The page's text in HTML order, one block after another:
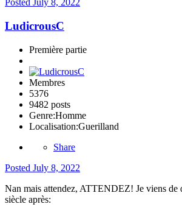
Posted July 8, 2022
LudicrousC
Première partie
Membres
5376
9482 posts
Genre:Homme
Localisation:Guerilland
Share
Posted July 8, 2022
Nan mais attendez, ATTENDEZ! Je viens de
siècle après: